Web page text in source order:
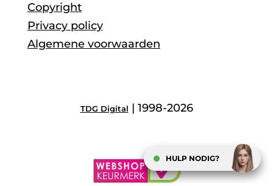
Copyright
Privacy policy
Algemene voorwaarden
TDG Digital | 1998-2026
HULP NODIG?